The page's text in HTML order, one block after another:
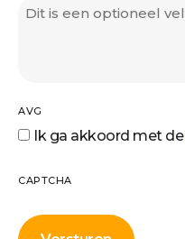
AVG
Ik ga akkoord met de
CAPTCHA